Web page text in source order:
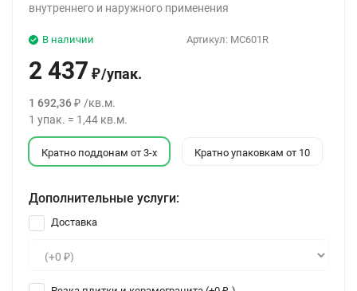
внутреннего и наружного применения
Артикул: MC601R
В наличии
2 437 ₽/упак.
1 692,36 ₽ /кв.м.
1 упак. = 1,44 кв.м.
Кратно поддонам от 3-х Кратно упаковкам от 10
Дополнительные услуги:
Доставка